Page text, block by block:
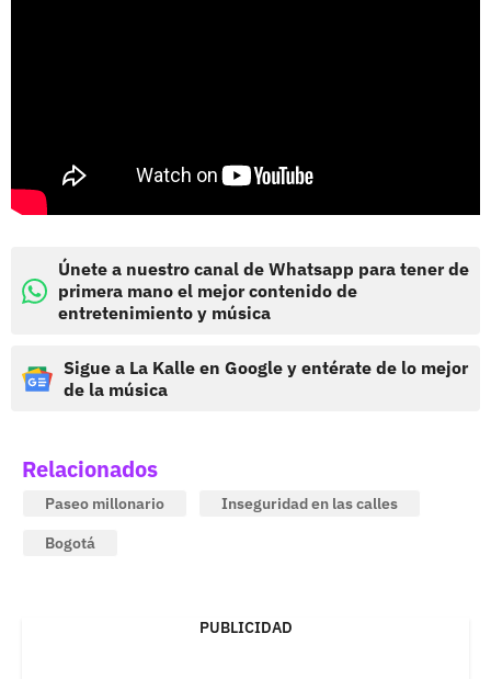
Únete a nuestro canal de Whatsapp para tener de
primera mano el mejor contenido de
entretenimiento y música
Sigue a La Kalle en Google y entérate de lo mejor
de la música
Relacionados
Paseo millonario
Inseguridad en las calles
Bogotá
PUBLICIDAD